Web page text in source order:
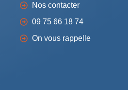
Nos contacter
09 75 66 18 74
On vous rappelle